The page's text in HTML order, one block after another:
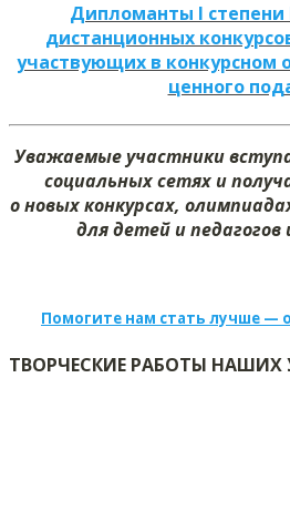
Дипломанты I степени
дистанционных
участвующих в конкурсном
ценного
Уважаемые участники
социальных сетях и
о новых конкурсах,
для детей и педагогов
Помогите нам стать лучше —
ТВОРЧЕСКИЕ РАБОТЫ НАШИХ